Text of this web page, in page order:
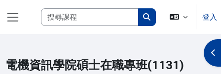
搜尋課程
搜尋課程
登入
電機資訊學院碩士在職專班(1131)
開